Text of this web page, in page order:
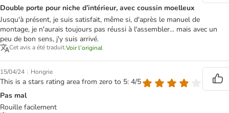
Double porte pour niche d’intérieur, avec coussin moelleux
Jusqu'à présent, je suis satisfait, même si, d'après le manuel de
montage, je n'aurais toujours pas réussi à l'assembler... mais avec un
peu de bon sens, j'y suis arrivé.
Cet avis a été traduit.Voir l’original
15/04/24 | Hongrie
This is a stars rating area from zero to 5: 4/5
Pas mal
Rouille facilement